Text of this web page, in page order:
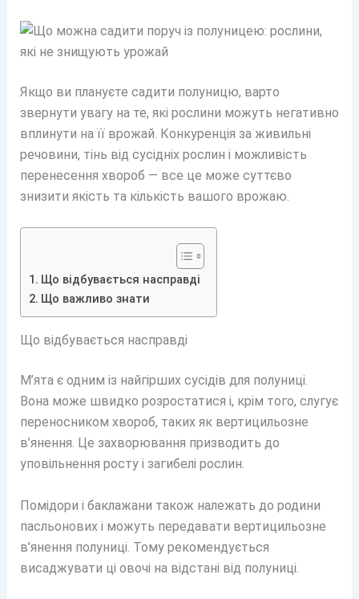
Якщо ви плануєте садити полуницю, варто
звернути увагу на те, які рослини можуть негативно
вплинути на її врожай. Конкуренція за живильні
речовини, тінь від сусідніх рослин і можливість
перенесення хвороб — все це може суттєво
знизити якість та кількість вашого врожаю.
Що відбувається насправді
Що важливо знати
Що відбувається насправді
М’ята є одним із найгірших сусідів для полуниці.
Вона може швидко розростатися і, крім того, слугує
переносником хвороб, таких як вертицильозне
в’янення. Це захворювання призводить до
уповільнення росту і загибелі рослин.
Помідори і баклажани також належать до родини
пасльонових і можуть передавати вертицильозне
в’янення полуниці. Тому рекомендується
висаджувати ці овочі на відстані від полуниці.